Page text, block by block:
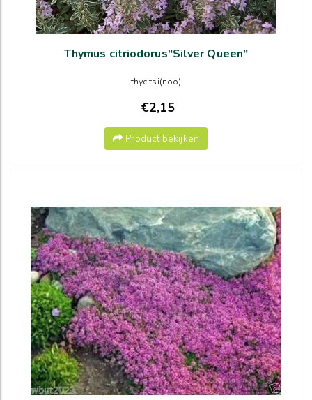
Thymus citriodorus"Silver Queen"
thycitsi(noo)
€2,15
Product bekijken